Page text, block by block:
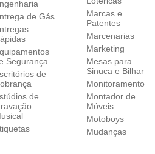
de Gás
Segurança
de
de
Marcas e
Patentes
Marcenarias
Marketing
Mesas para
Sinuca e Bilhar
Monitoramento
Montador de
Móveis
Motoboys
Mudanças